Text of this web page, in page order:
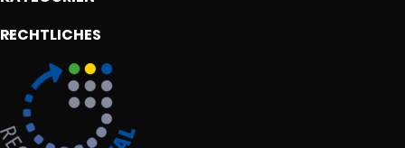
RECHTLICHES